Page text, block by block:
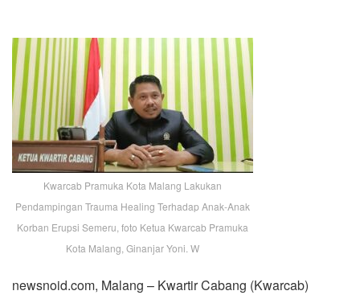
Kwarcab Pramuka Kota Malang Lakukan
Pendampingan Trauma Healing Terhadap Anak-Anak
Korban Erupsi Semeru, foto Ketua Kwarcab Pramuka
Kota Malang, Ginanjar Yoni. W
newsnoid.com, Malang – Kwartir Cabang (Kwarcab)